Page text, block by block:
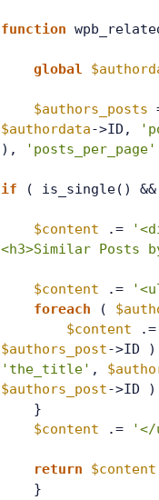
function
global
$authors_posts
$authordata->ID,
),
'posts_per_page'
if ( is_single()
$content .=
<h3>Similar Posts
$content .=
foreach
(
$content
.=
$authors_post->ID
'the_title' ,
$authors_post->ID
}
$content
.= '</
return $content
}